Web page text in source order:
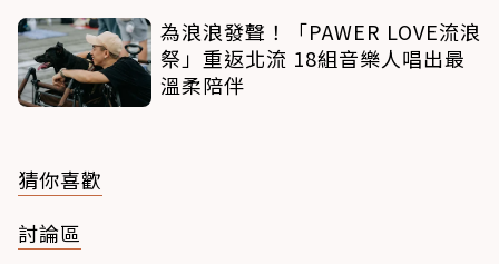
為浪浪發聲！「PAWER LOVE流浪
祭」重返北流 18組音樂人唱出最
溫柔陪伴
猜你喜歡
討論區